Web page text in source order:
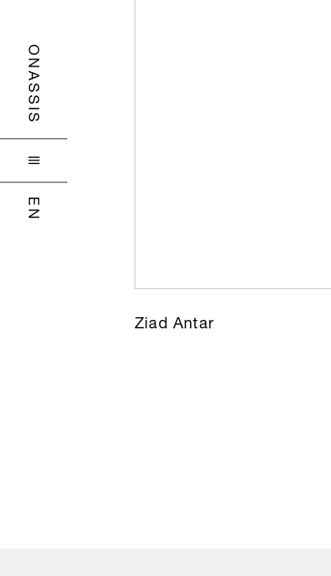
ONASSIS

EN
Ziad Antar